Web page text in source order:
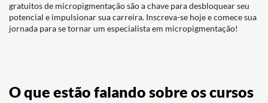
gratuitos de micropigmentação são a chave para desbloquear seu
potencial e impulsionar sua carreira. Inscreva-se hoje e comece sua
jornada para se tornar um especialista em micropigmentação!
O que estão falando sobre os cursos